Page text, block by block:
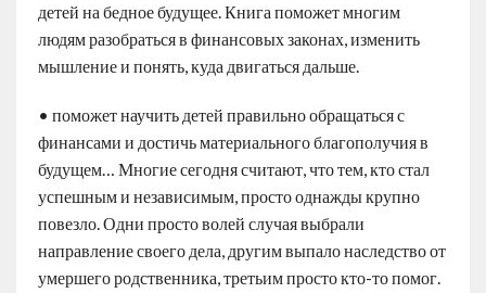
детей на бедное будущее. Книга поможет многим
людям разобраться в финансовых законах, изменить
мышление и понять, куда двигаться дальше.
• поможет научить детей правильно обращаться с
финансами и достичь материального благополучия в
будущем… Многие сегодня считают, что тем, кто стал
успешным и независимым, просто однажды крупно
повезло. Одни просто волей случая выбрали
направление своего дела, другим выпало наследство от
умершего родственника, третьим просто кто-то помог.